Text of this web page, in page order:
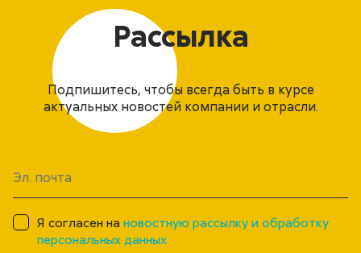
Рассылка
Подпишитесь, чтобы всегда быть в курсе
актуальных новостей компании и отрасли.
Я согласен нановостную рассылку и обработку
персональных данных